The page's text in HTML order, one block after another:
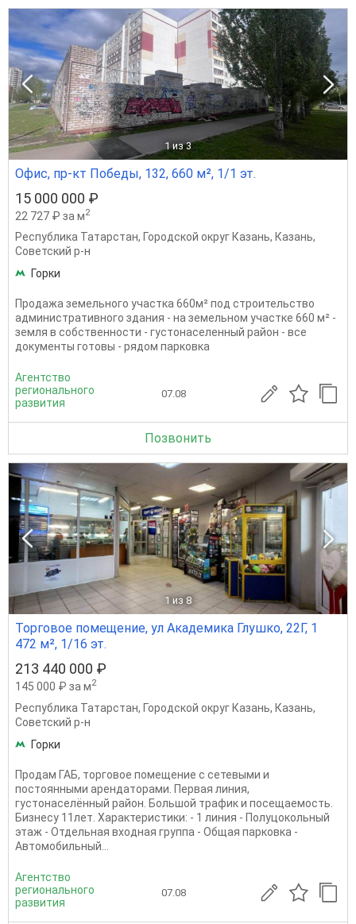
1 из 3
Офис, пр-кт Победы, 132, 660 м², 1/1 эт.
15 000 000 ₽
22 727 ₽ за м2
Республика Татарстан, Городской округ Казань, Казань,
Советский р-н
Горки
Продажа земельного участка 660м² под строительство
административного здания - на земельном участке 660 м² -
земля в собственности - густонаселенный район - все
документы готовы - рядом парковка
Агентство
регионального
развития
07.08
Позвонить
1 из 8
Торговое помещение, ул Академика Глушко, 22Г, 1
472 м², 1/16 эт.
213 440 000 ₽
145 000 ₽ за м2
Республика Татарстан, Городской округ Казань, Казань,
Советский р-н
Горки
Продам ГАБ, торговое помещение с сетевыми и
постоянными арендаторами. Первая линия,
густонаселённый район. Большой трафик и посещаемость.
Бизнесу 11лет. Характеристики: - 1 линия - Полуцокольный
этаж - Отдельная входная группа - Общая парковка -
Автомобильный...
Агентство
регионального
развития
07.08